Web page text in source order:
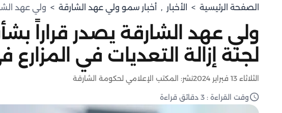
الصفحة الرئيسية > الأخبار , ⁠أخبار سمو ولي عهد الشارقة > ولي عهد
ولي عهد الشارقة يصدر قراراً
لجنة إزالة التعديات في
الثلاثاء 13 فبراير 2024 نشر: المكتب الإعلامي لحكومة الشارقة
وقت القراءة : 3 دقائق قراءة